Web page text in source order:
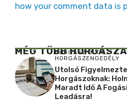
how your comment data is
MÉG TÖBBHORGÁSZ BLOG,
HORGÁSZENGEDÉLY
Utolsó
Horgászoknak:
Maradt Idő A
Leadásra!